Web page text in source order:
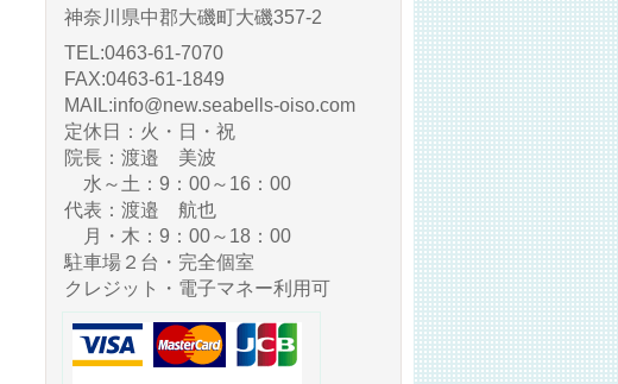
神奈川県中郡大磯町大磯357-2
TEL:0463-61-7070
FAX:0463-61-1849
MAIL:info@new.seabells-oiso.com
定休日：火・日・祝
院長：渡邉 美波
水～土：9：00～16：00
代表：渡邉 航也
月・木：9：00～18：00
駐車場２台・完全個室
クレジット・電子マネー利用可